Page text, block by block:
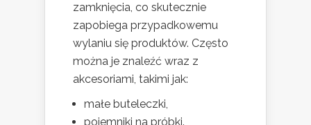
zamknięcia, co skutecznie
zapobiega przypadkowemu
wylaniu się produktów. Często
można je znaleźć wraz z
akcesoriami, takimi jak:
małe buteleczki,
pojemniki na próbki.